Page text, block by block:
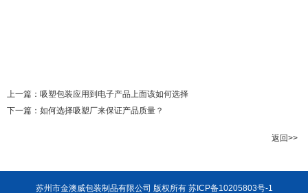
上一篇： 吸塑包装应用到电子产品上面该如何选择
下一篇： 如何选择吸塑厂来保证产品质量？
返回>>
苏州市金澳威包装制品有限公司 版权所有 苏ICP备10205803号-1